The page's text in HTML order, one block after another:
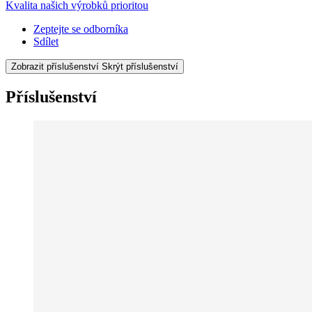
Kvalita našich výrobků prioritou
Zeptejte se odborníka
Sdílet
Zobrazit příslušenství Skrýt příslušenství
Příslušenství